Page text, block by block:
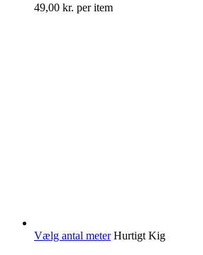
49,00 kr. per item
Vælg antal meter Hurtigt Kig